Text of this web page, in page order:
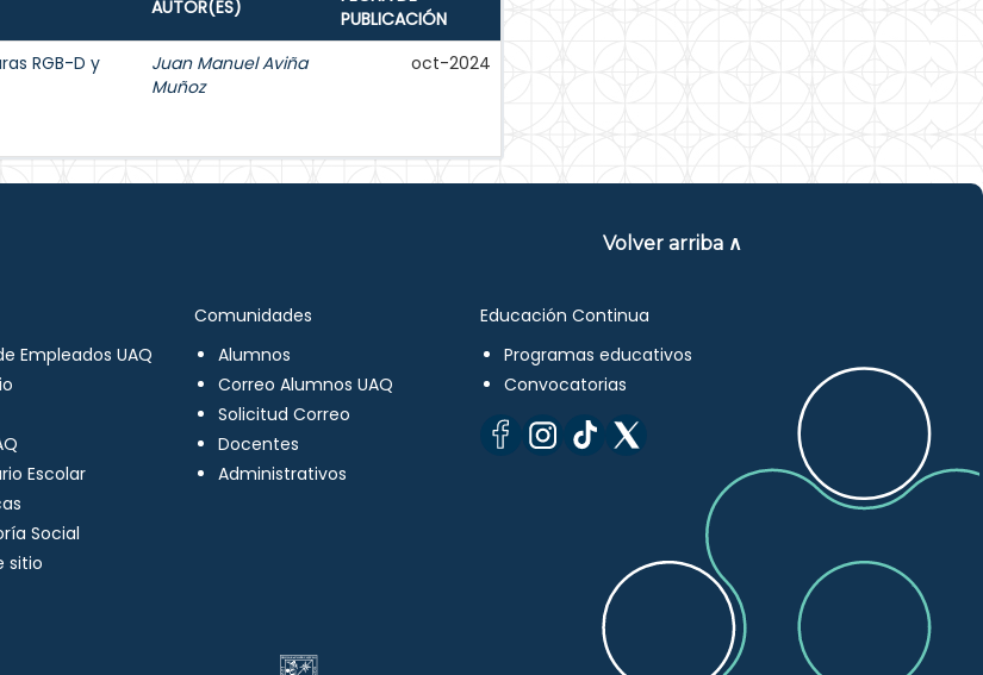
AUTOR(ES)
PUBLICACIÓN
RGB-D y
Juan Manuel Aviña
Muñoz
oct-2024
Volver arriba ∧
Empleados UAQ
Escolar
Social
sitio
Comunidades
Alumnos
Correo Alumnos UAQ
Solicitud Correo
Docentes
Administrativos
Educación Continua
Programas educativos
Convocatorias